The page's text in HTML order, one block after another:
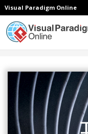
Visual Paradigm Online